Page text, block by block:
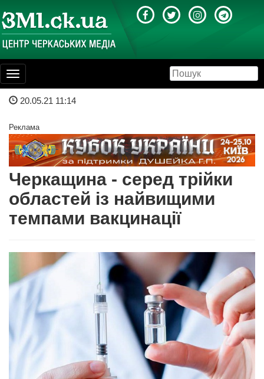
Toggle
navigation
20.05.21 11:14
Реклама
Черкащина - серед трійки
областей із найвищими
темпами вакцинації